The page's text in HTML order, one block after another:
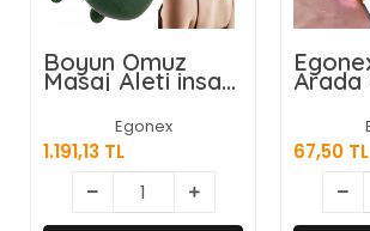
Boyun Omuz
Masaj Aleti insan
Eli Görünümlü
Kas Masaj Aleti
Egonex
1.191,13 TL
Arada
Şişe
Ahşap
67,50 TL